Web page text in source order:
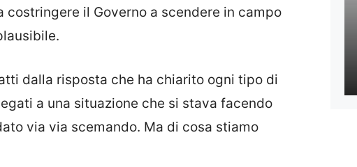
costringere il Governo a scendere in campo
dalla risposta che ha chiarito ogni tipo di
a una situazione che si stava facendo
via via scemando. Ma di cosa stiamo